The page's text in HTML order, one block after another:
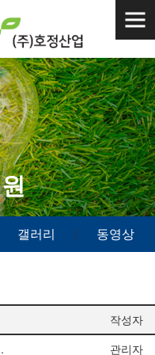
갤러리 | 동영상
작성자
관리자